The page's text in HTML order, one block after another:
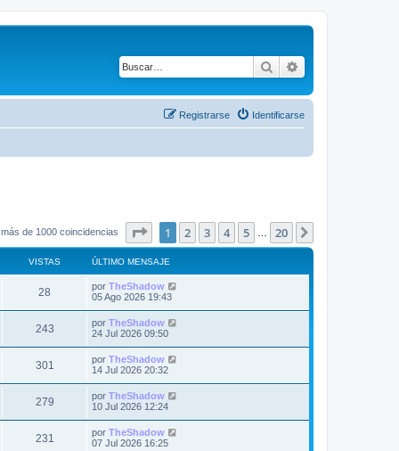
Buscar
Identificarse
Registrarse
de 1000 coincidencias Página1 de 20
1 2 3 4 5 20
VISTAS ÚLTIMO MENSAJE
28
i
t
a
s
Ú
l
m
o
m
e
n
s
a
j
e
por TheShadow
05 Ago 2026 19:43
243V
i
t
a
s
Ú
l
m
o
m
e
n
s
a
j
por TheShadow
24 Jul 2026 09:50
301
i
Ú
m
o
m
e
n
por TheShadow
14 Jul 2026 20:32
279V
i
Ú
m
o
por TheShadow
10 Jul 2026 12:24
231
Ú
l
por TheShadow
07 Jul 2026 16:25